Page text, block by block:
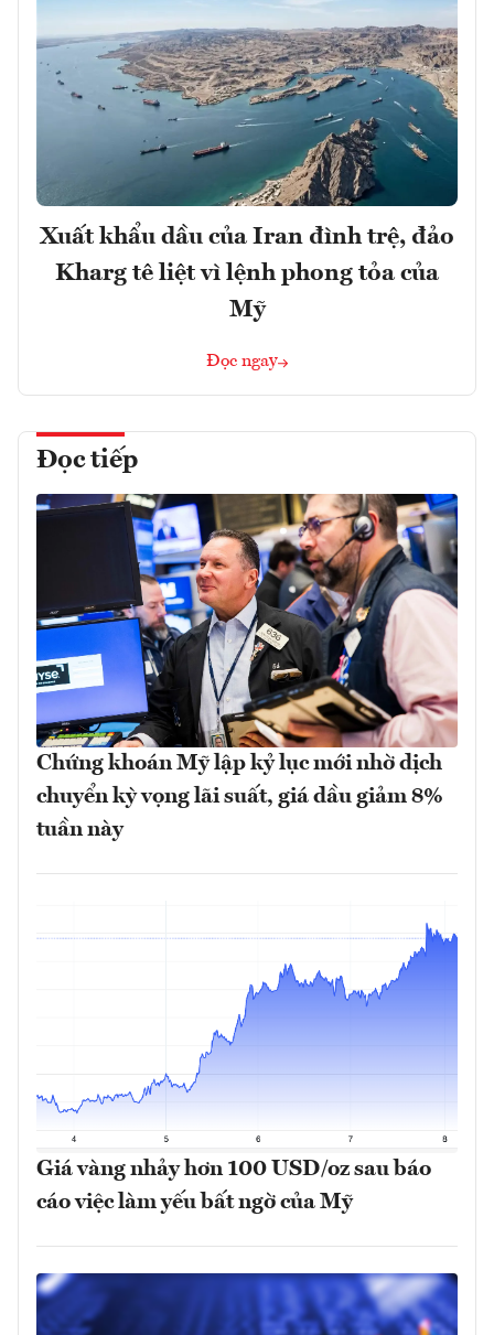
Xuất khẩu dầu của Iran đình trệ, đảo
Kharg tê liệt vì lệnh phong tỏa của
Mỹ
Đọc ngay
Đọc tiếp
Chứng khoán Mỹ lập kỷ lục mới nhờ dịch
chuyển kỳ vọng lãi suất, giá dầu giảm 8%
tuần này
Giá vàng nhảy hơn 100 USD/oz sau báo
cáo việc làm yếu bất ngờ của Mỹ